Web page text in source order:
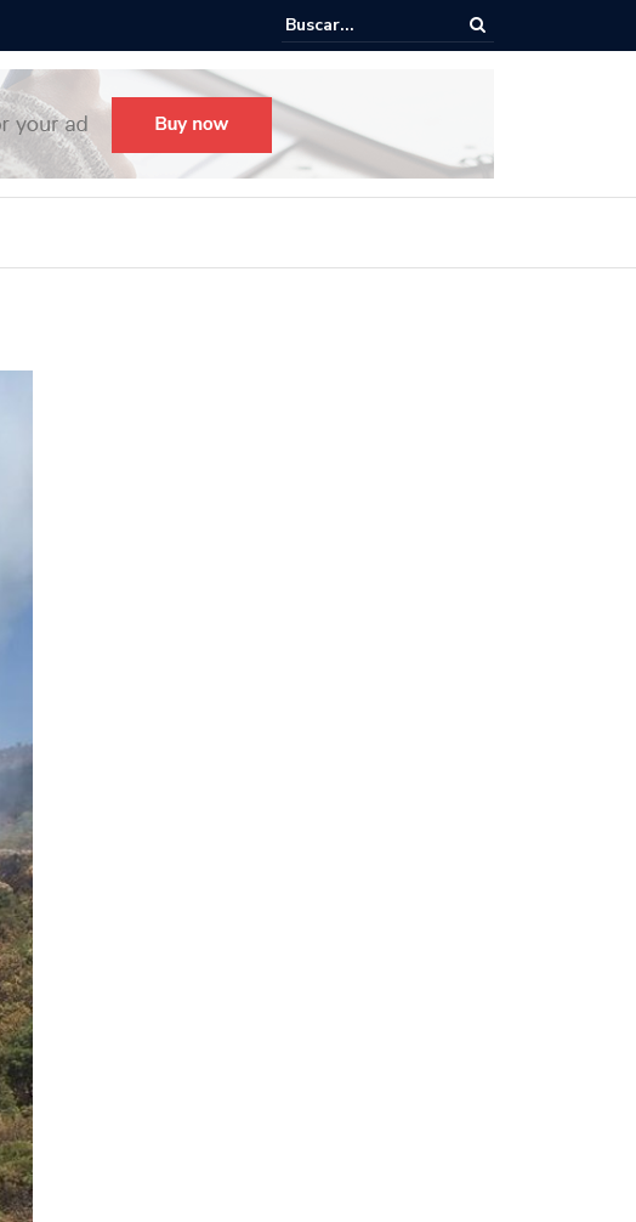
Todo listo para el Festival Desfile Día de Muertos 2025 en Guadalajara